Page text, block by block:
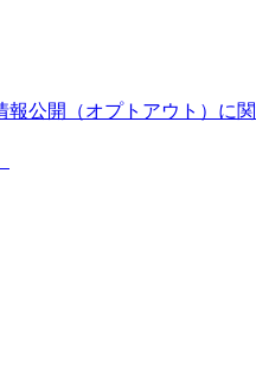
報公開（オプトアウト）に